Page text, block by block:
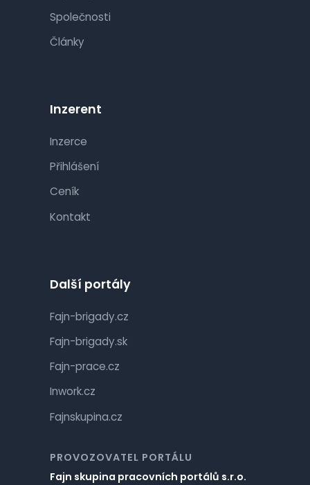
Společnosti
Články
Inzerent
Inzerce
Přihlášení
Ceník
Kontakt
Další portály
Fajn-brigady.cz
Fajn-brigady.sk
Fajn-prace.cz
Inwork.cz
Fajnskupina.cz
PROVOZOVATEL PORTÁLU
Fajn skupina pracovních portálů s.r.o.